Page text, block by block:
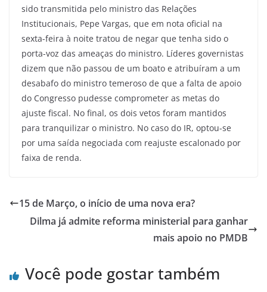
sido transmitida pelo ministro das Relações
Institucionais, Pepe Vargas, que em nota oficial na
sexta-feira à noite tratou de negar que tenha sido o
porta-voz das ameaças do ministro. Líderes governistas
dizem que não passou de um boato e atribuíram a um
desabafo do ministro temeroso de que a falta de apoio
do Congresso pudesse comprometer as metas do
ajuste fiscal. No final, os dois vetos foram mantidos
para tranquilizar o ministro. No caso do IR, optou-se
por uma saída negociada com reajuste escalonado por
faixa de renda.
15 de Março, o início de uma nova era?
Dilma já admite reforma ministerial para ganhar
mais apoio no PMDB
Você pode gostar também